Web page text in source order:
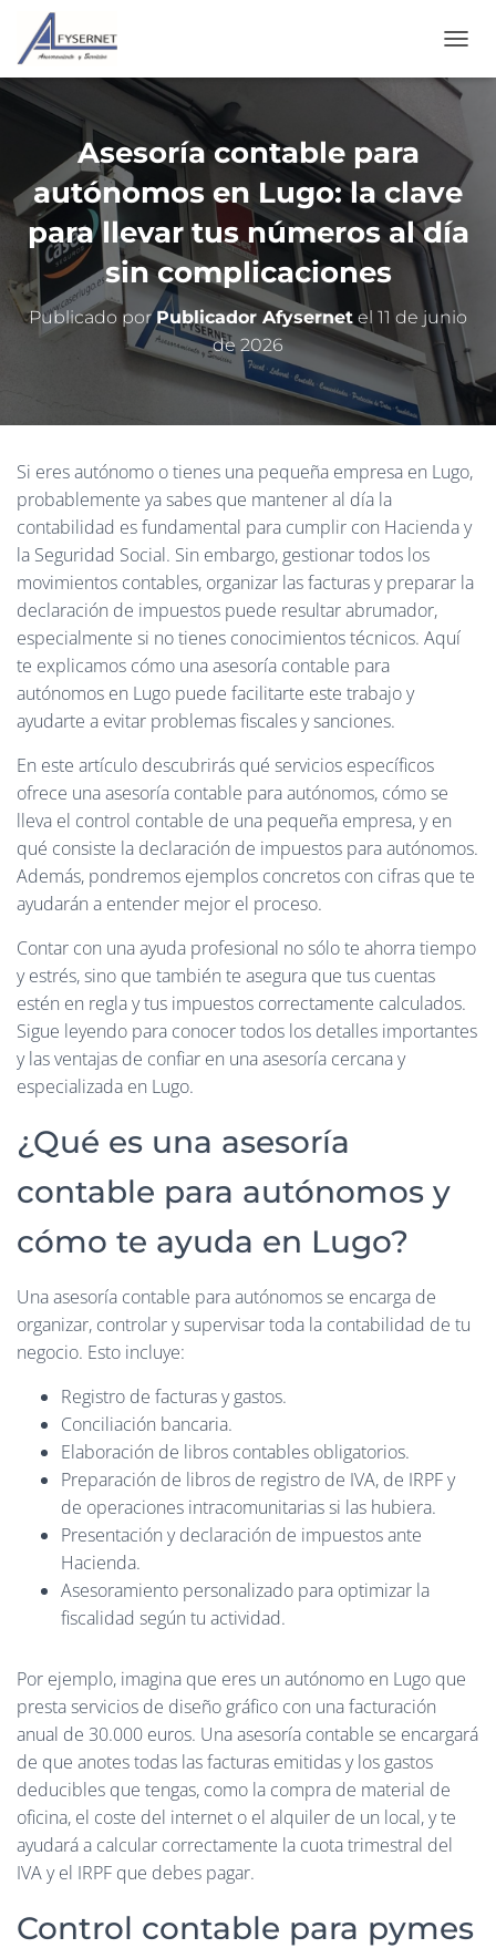
A
M
R
M
O
D
E
N
V
E
G
I
Asesoría contable para
autónomos en Lugo: la clave
para llevar tus números al día
sin complicaciones
Publicado porPublicador Afysernet el 11 de junio
de 2026
Si eres autónomo o tienes una pequeña empresa en Lugo,
probablemente ya sabes que mantener al día la
contabilidad es fundamental para cumplir con Hacienda y
la Seguridad Social. Sin embargo, gestionar todos los
movimientos contables, organizar las facturas y preparar la
declaración de impuestos puede resultar abrumador,
especialmente si no tienes conocimientos técnicos. Aquí
te explicamos cómo una asesoría contable para
autónomos en Lugo puede facilitarte este trabajo y
ayudarte a evitar problemas fiscales y sanciones.
En este artículo descubrirás qué servicios específicos
ofrece una asesoría contable para autónomos, cómo se
lleva el control contable de una pequeña empresa, y en
qué consiste la declaración de impuestos para autónomos.
Además, pondremos ejemplos concretos con cifras que te
ayudarán a entender mejor el proceso.
Contar con una ayuda profesional no sólo te ahorra tiempo
y estrés, sino que también te asegura que tus cuentas
estén en regla y tus impuestos correctamente calculados.
Sigue leyendo para conocer todos los detalles importantes
y las ventajas de confiar en una asesoría cercana y
especializada en Lugo.
¿Qué es una asesoría
contable para autónomos y
cómo te ayuda en Lugo?
Una asesoría contable para autónomos se encarga de
organizar, controlar y supervisar toda la contabilidad de tu
negocio. Esto incluye:
Registro de facturas y gastos.
Conciliación bancaria.
Elaboración de libros contables obligatorios.
Preparación de libros de registro de IVA, de IRPF y
de operaciones intracomunitarias si las hubiera.
Presentación y declaración de impuestos ante
Hacienda.
Asesoramiento personalizado para optimizar la
fiscalidad según tu actividad.
Por ejemplo, imagina que eres un autónomo en Lugo que
presta servicios de diseño gráfico con una facturación
anual de 30.000 euros. Una asesoría contable se encargará
de que anotes todas las facturas emitidas y los gastos
deducibles que tengas, como la compra de material de
oficina, el coste del internet o el alquiler de un local, y te
ayudará a calcular correctamente la cuota trimestral del
IVA y el IRPF que debes pagar.
Control contable para pymes